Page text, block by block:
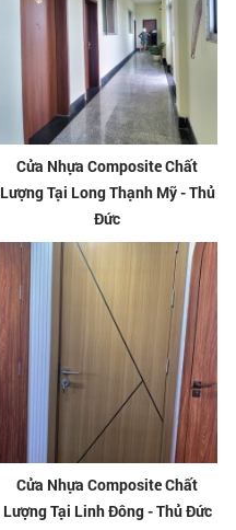
Cửa Nhựa Composite Chất
Lượng Tại Long Thạnh Mỹ - Thủ
Đức
Cửa Nhựa Composite Chất
Lượng Tại Linh Đông - Thủ Đức